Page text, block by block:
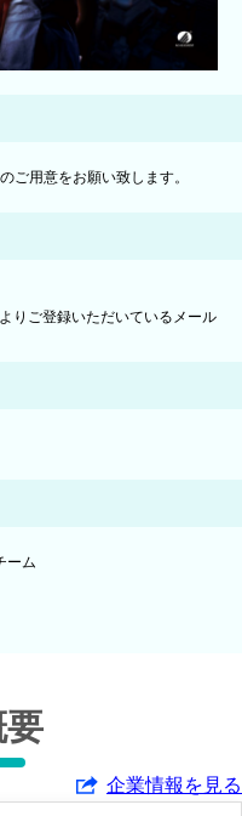
ご用意をお願い致します。
りご登録いただいているメール
ーム
企業情報を見る